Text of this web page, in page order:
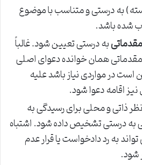
به درستی و متناسب با موضوع
شده باشد.
به درستی تعیین شود. غالباً
همان خوانده دعوای اصلی
در مواردی نیاز باشد علیه
اقامه دعوا شود.
ذاتی و محلی برای رسیدگی به
به درستی تشخیص داده شود. اشتباه
به رد دادخواست یا قرار عدم